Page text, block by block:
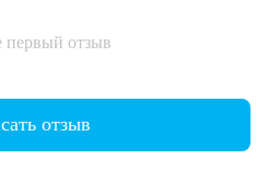
первый отзыв
отзыв